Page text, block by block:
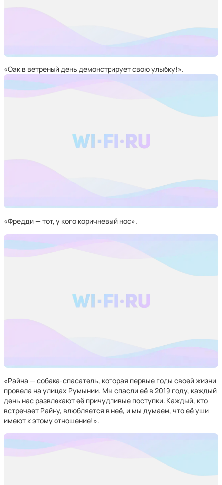
«Оак в ветреный день демонстрирует свою улыбку!».
«Фредди — тот, у кого коричневый нос».
«Райна — собака-спасатель, которая первые годы своей жизни
провела на улицах Румынии. Мы спасли её в 2019 году, каждый
день нас развлекают её причудливые поступки. Каждый, кто
встречает Райну, влюбляется в неё, и мы думаем, что её уши
имеют к этому отношение!».